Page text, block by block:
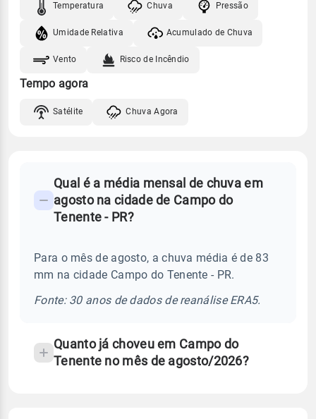
Temperatura Chuva Pressão
Umidade Relativa Acumulado de Chuva
Vento Risco de Incêndio
Tempo agora
Satélite Chuva Agora
Perguntas
frequentes
chuva
temperatura
Qual é a média mensal de chuva em
agosto na cidade de Campo do
Tenente - PR?
Para o mês de agosto, a chuva média é de 83
mm na cidade Campo do Tenente - PR.
Fonte: 30 anos de dados de reanálise ERA5.
Quanto já choveu em Campo do
Tenente no mês de agosto/2026?